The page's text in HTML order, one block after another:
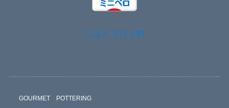
にほんブログ村
GOURMET POTTERING